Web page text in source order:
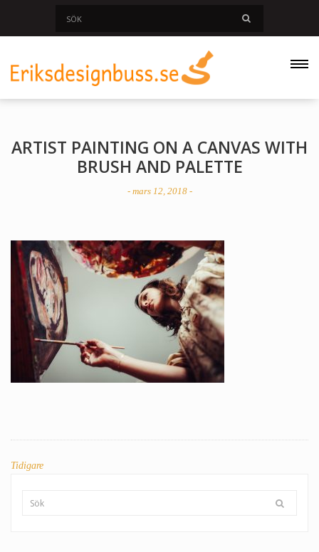
ARTIST PAINTING ON A CANVAS WITH
BRUSH AND PALETTE
- mars 12, 2018 -
Tidigare